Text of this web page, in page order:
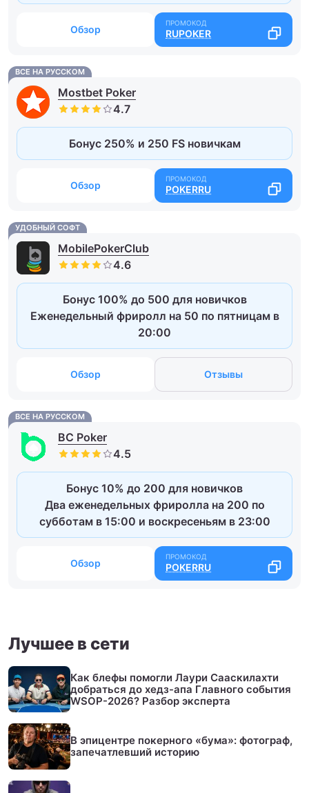
Обзор RUPOKER
ВСЕ НА РУССКОМ
Mostbet Poker
Бонус 250% и 250 FS новичкам
Обзор POKERRU
УДОБНЫЙ СОФТ
MobilePokerClub
Бонус 100% до 500 для новичков
Еженедельный фриролл на 50 по пятницам в
20:00
Обзор Отзывы
ВСЕ НА РУССКОМ
BC Poker
Бонус 10% до 200 для новичков
Два еженедельных фриролла на 200 по
субботам в 15:00 и воскресеньям в 23:00
Обзор POKERRU
Лучшее в сети
Как блефы помогли Лаури Сааскилахти
добраться до хедз-апа Главного события
WSOP-2026? Разбор эксперта
В эпицентре покерного «бума»: фотограф,
запечатлевший историю